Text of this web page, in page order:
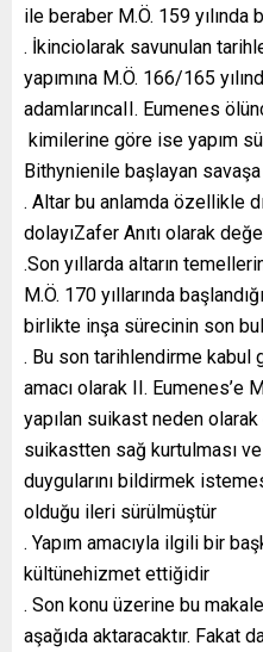
ile beraber M.Ö. 159 yılında
. İkinciolarak savunulan
yapımına M.Ö. 166/165
adamlarıncaII. Eumenes
kimilerine göre ise yapım
Bithynienile başlayan
. Altar bu anlamda özellikle
dolayıZafer Anıtı olarak
.Son yıllarda altarın
M.Ö. 170 yıllarında
birlikte inşa sürecinin son
. Bu son tarihlendirme kabul
amacı olarak II. Eumenes’e
yapılan suikast neden
suikastten sağ kurtulması
duygularını bildirmek
olduğu ileri sürülmüştür
. Yapım amacıyla ilgili bir
kültünehizmet ettiğidir
. Son konu üzerine bu
aşağıda aktaracaktır. Fakat